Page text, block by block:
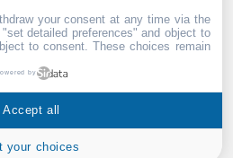
web : Mdose
Tous droits
your consent at any time via the
"set detailed preferences" and object to
to consent. These choices remain
by
your choices
Accept all